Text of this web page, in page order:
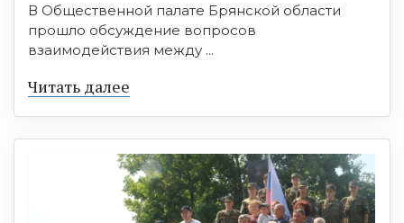
В Общественной палате Брянской области
прошло обсуждение вопросов
взаимодействия между ...
Читать далее